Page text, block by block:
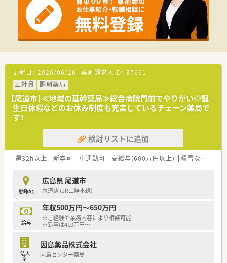
【法人特徴について】
■広島県東部エリアを中心に多数の店舗を展開し、毎年店舗数を
増やしながら拡大を続けている安定した企業です。
■薬剤師だけでなく管理栄養士や介護支援専門員も在籍してお
り、多職種で地域の医療を支える体制があります。
■風通しがよく横の繋がりが強いため、職員同士が知恵を出し合
【想定される業務内容】
■内科や外科を中心とした外来処方箋の調剤業務から、監査、服
薬指導までの一連の業務をお任せいたします。
■外来業務だけでなく、居宅や施設へ訪問する在宅業務にも注力
しており、幅広い経験を積むことができます。
ディケーションを支援するOTC販売も行います。
更新日： 2026/06/26 薬剤師求人ID： 37661
正社員
調剤薬局
【尾道市】≪地域の基幹薬局≫総合病院門前でやりがい◎誕
生日休暇などのお休み制度も充実しているチェーン薬局で
す！
検討リストに追加
週32h以上 新卒可 車通勤可 高給与(600万円以上) 積雪なし
勤務地
広島県 尾道市
尾道駅 (JR山陽本線)
給与
年収500万円～650万円
※ご経験や業務内容により相談可能
※新卒は410万円～
法人
名
因島薬品株式会社
因島センター薬局